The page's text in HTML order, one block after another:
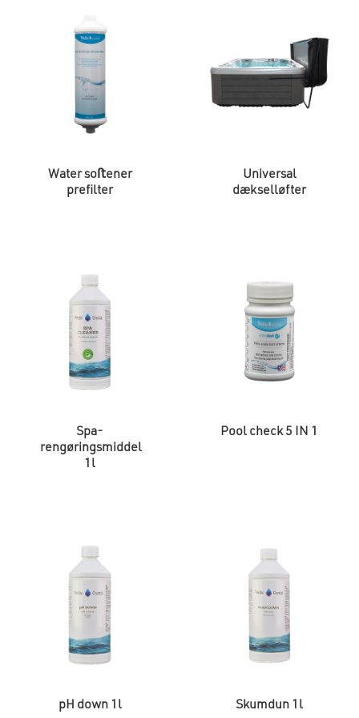
Water soﬅener
prefilter
Universal
dækselløfter
Spa-
rengøringsmiddel
1l
Pool check 5 IN 1
pH down 1l Skumdun 1l